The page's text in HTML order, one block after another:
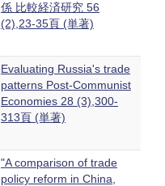
係 比較経済研究 56
(2),23-35頁 (単著)
Evaluating Russia's trade
patterns Post-Communist
Economies 28 (3),300-
313頁 (単著)
"A comparison of trade
policy reform in China,